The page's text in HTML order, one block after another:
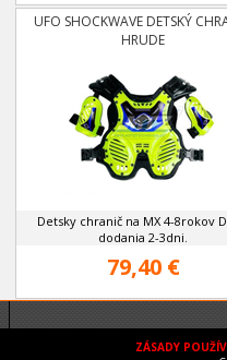
UFO SHOCKWAVE DETSKÝ
HRUDE
Detsky chranič na MX 4-8rokov
dodania 2-3dni.
79,40 €
ZÁSADY